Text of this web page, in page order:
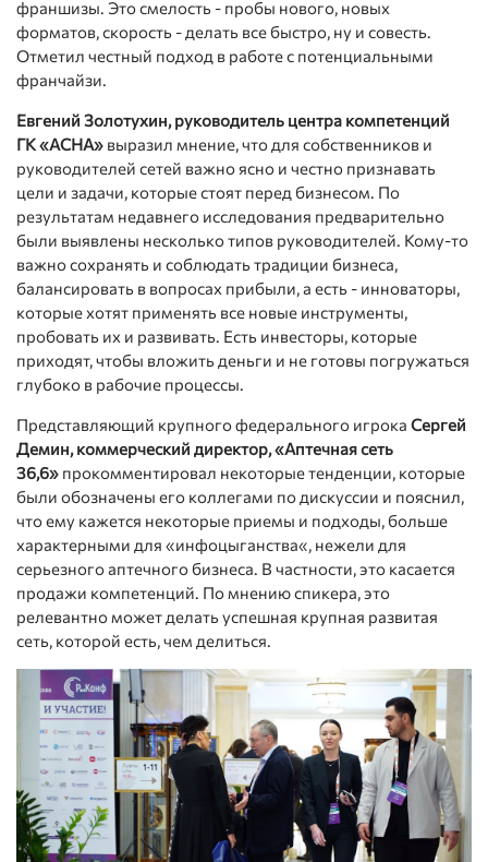
франшизы. Это смелость - пробы нового, новых
форматов, скорость - делать все быстро, ну и совесть.
Отметил честный подход в работе с потенциальными
франчайзи.
Евгений Золотухин, руководитель центра компетенций
ГК «АСНА» выразил мнение, что для собственников и
руководителей сетей важно ясно и честно признавать
цели и задачи, которые стоят перед бизнесом. По
результатам недавнего исследования предварительно
были выявлены несколько типов руководителей. Кому-то
важно сохранять и соблюдать традиции бизнеса,
балансировать в вопросах прибыли, а есть - инноваторы,
которые хотят применять все новые инструменты,
пробовать их и развивать. Есть инвесторы, которые
приходят, чтобы вложить деньги и не готовы погружаться
глубоко в рабочие процессы.
Представляющий крупного федерального игрока Сергей
Демин, коммерческий директор, «Аптечная сеть
36,6» прокомментировал некоторые тенденции, которые
были обозначены его коллегами по дискуссии и пояснил,
что ему кажется некоторые приемы и подходы, больше
характерными для «инфоцыганства«, нежели для
серьезного аптечного бизнеса. В частности, это касается
продажи компетенций. По мнению спикера, это
релевантно может делать успешная крупная развитая
сеть, которой есть, чем делиться.